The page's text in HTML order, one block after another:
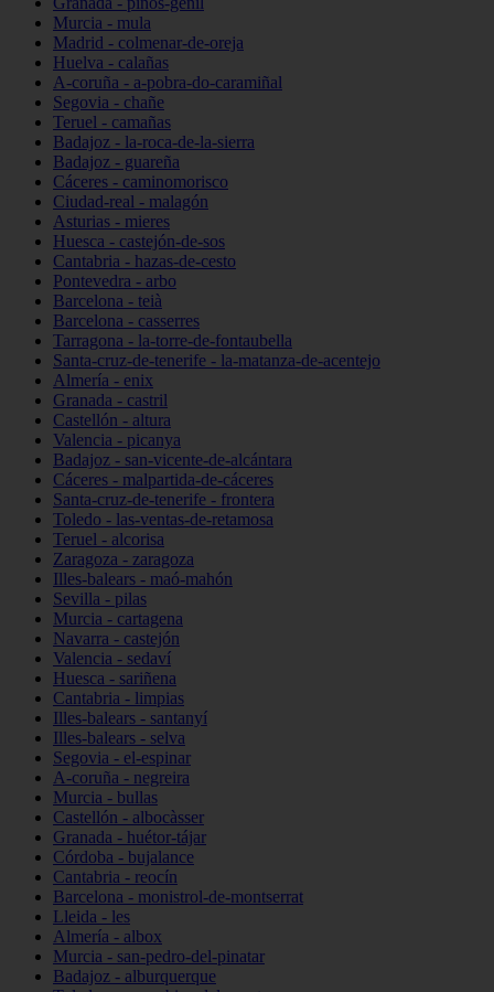
Murcia - mula
Madrid - colmenar-de-oreja
Huelva - calañas
A-coruña - a-pobra-do-caramiñal
Segovia - chañe
Teruel - camañas
Badajoz - la-roca-de-la-sierra
Badajoz - guareña
Cáceres - caminomorisco
Ciudad-real - malagón
Asturias - mieres
Huesca - castejón-de-sos
Cantabria - hazas-de-cesto
Pontevedra - arbo
Barcelona - teià
Barcelona - casserres
Tarragona - la-torre-de-fontaubella
Santa-cruz-de-tenerife - la-matanza-de-acentejo
Almería - enix
Granada - castril
Castellón - altura
Valencia - picanya
Badajoz - san-vicente-de-alcántara
Cáceres - malpartida-de-cáceres
Santa-cruz-de-tenerife - frontera
Toledo - las-ventas-de-retamosa
Teruel - alcorisa
Zaragoza - zaragoza
Illes-balears - maó-mahón
Sevilla - pilas
Murcia - cartagena
Navarra - castejón
Valencia - sedaví
Huesca - sariñena
Cantabria - limpias
Illes-balears - santanyí
Illes-balears - selva
Segovia - el-espinar
A-coruña - negreira
Murcia - bullas
Castellón - albocàsser
Granada - huétor-tájar
Córdoba - bujalance
Cantabria - reocín
Barcelona - monistrol-de-montserrat
Lleida - les
Almería - albox
Murcia - san-pedro-del-pinatar
Badajoz - alburquerque